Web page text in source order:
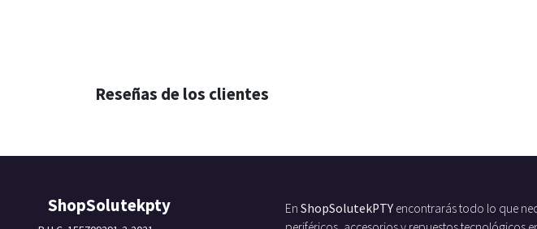
Reseñas de los clientes
ShopSolutekpty En ShopSolutekPTY encontrarás todo lo que